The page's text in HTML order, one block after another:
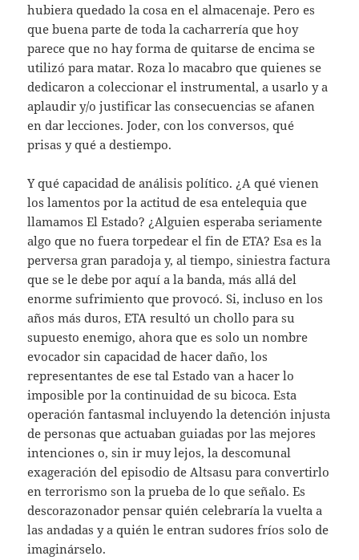
hubiera quedado la cosa en el almacenaje. Pero es
que buena parte de toda la cacharrería que hoy
parece que no hay forma de quitarse de encima se
utilizó para matar. Roza lo macabro que quienes se
dedicaron a coleccionar el instrumental, a usarlo y a
aplaudir y/o justificar las consecuencias se afanen
en dar lecciones. Joder, con los conversos, qué
prisas y qué a destiempo.
Y qué capacidad de análisis político. ¿A qué vienen
los lamentos por la actitud de esa entelequia que
llamamos El Estado? ¿Alguien esperaba seriamente
algo que no fuera torpedear el fin de ETA? Esa es la
perversa gran paradoja y, al tiempo, siniestra factura
que se le debe por aquí a la banda, más allá del
enorme sufrimiento que provocó. Si, incluso en los
años más duros, ETA resultó un chollo para su
supuesto enemigo, ahora que es solo un nombre
evocador sin capacidad de hacer daño, los
representantes de ese tal Estado van a hacer lo
imposible por la continuidad de su bicoca. Esta
operación fantasmal incluyendo la detención injusta
de personas que actuaban guiadas por las mejores
intenciones o, sin ir muy lejos, la descomunal
exageración del episodio de Altsasu para convertirlo
en terrorismo son la prueba de lo que señalo. Es
descorazonador pensar quién celebraría la vuelta a
las andadas y a quién le entran sudores fríos solo de
imaginárselo.